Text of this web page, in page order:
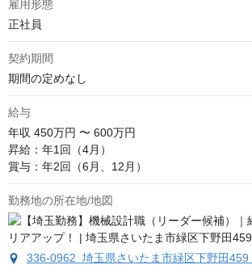
雇用形態
正社員
契約期間
期間の定めなし
給与
年収 450万円 〜 600万円
昇給：年1回（4月）
賞与：年2回（6月、12月）
勤務地の所在地/地図
336-0962 埼玉県さいたま市緑区下野田459